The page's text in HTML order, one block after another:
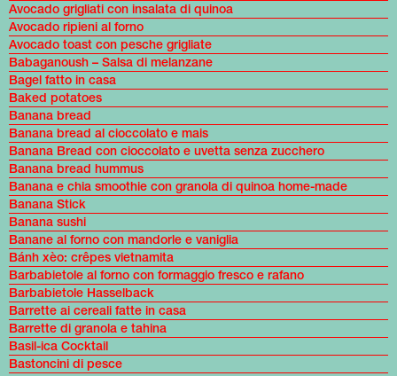
Avocado grigliati con insalata di quinoa
Avocado ripieni al forno
Avocado toast con pesche grigliate
Babaganoush – Salsa di melanzane
Bagel fatto in casa
Baked potatoes
Banana bread
Banana bread al cioccolato e mais
Banana Bread con cioccolato e uvetta senza zucchero
Banana bread hummus
Banana e chia smoothie con granola di quinoa home-made
Banana Stick
Banana sushi
Banane al forno con mandorle e vaniglia
Bánh xèo: crêpes vietnamita
Barbabietole al forno con formaggio fresco e rafano
Barbabietole Hasselback
Barrette ai cereali fatte in casa
Barrette di granola e tahina
Basil-ica Cocktail
Bastoncini di pesce